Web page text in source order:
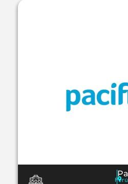
Perú